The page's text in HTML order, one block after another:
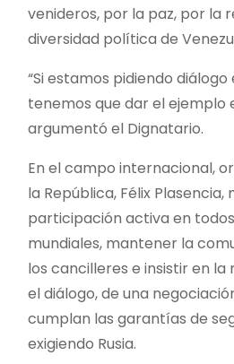
venideros, por la paz, por la
diversidad política de
“Si estamos pidiendo diálogo
tenemos que dar el ejemplo
argumentó el Dignatario.
En el campo internacional,
la República, Félix
participación activa en
mundiales, mantener la
los cancilleres e insistir en la
el diálogo, de una
cumplan las garantías de
exigiendo Rusia.